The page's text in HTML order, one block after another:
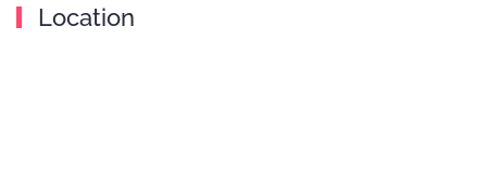
Location